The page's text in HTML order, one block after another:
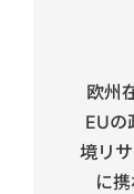
欧州
EUの
境リ
に